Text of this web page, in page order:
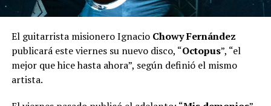
El guitarrista misionero Ignacio Chowy Fernández
publicará este viernes su nuevo disco, “Octopus”, “el
mejor que hice hasta ahora”, según definió el mismo
artista.